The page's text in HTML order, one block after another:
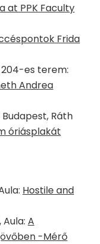
at PPK Faculty
Frida
204-es terem:
Andrea
Budapest, Ráth
óriásplakát
Hostile and
Aula: A
-Mérő